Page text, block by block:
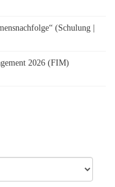
(Schulung |
2026 (FIM)